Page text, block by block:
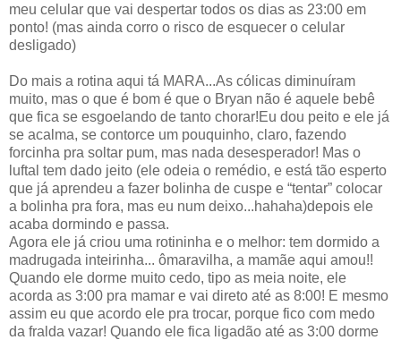
meu celular que vai despertar todos os dias as 23:00 em
ponto! (mas ainda corro o risco de esquecer o celular
desligado)
Do mais a rotina aqui tá MARA...As cólicas diminuíram
muito, mas o que é bom é que o Bryan não é aquele bebê
que fica se esgoelando de tanto chorar!Eu dou peito e ele já
se acalma, se contorce um pouquinho, claro, fazendo
forcinha pra soltar pum, mas nada desesperador! Mas o
luftal tem dado jeito (ele odeia o remédio, e está tão esperto
que já aprendeu a fazer bolinha de cuspe e “tentar” colocar
a bolinha pra fora, mas eu num deixo...hahaha)depois ele
acaba dormindo e passa.
Agora ele já criou uma rotininha e o melhor: tem dormido a
madrugada inteirinha... ômaravilha, a mamãe aqui amou!!
Quando ele dorme muito cedo, tipo as meia noite, ele
acorda as 3:00 pra mamar e vai direto até as 8:00! E mesmo
assim eu que acordo ele pra trocar, porque fico com medo
da fralda vazar! Quando ele fica ligadão até as 3:00 dorme